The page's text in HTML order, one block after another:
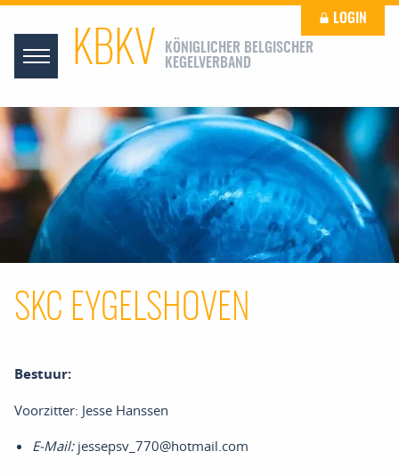
KBKV
KÖNIGLICHER BELGISCHER
KEGELVERBAND
LOGIN
SKC EYGELSHOVEN
Bestuur:
Voorzitter: Jesse Hanssen
E-Mail: jessepsv_770@hotmail.com